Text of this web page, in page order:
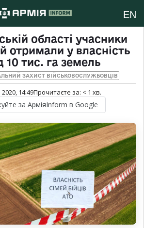
EN
області учасники
отримали у власність
10 тис. га земель
ЗАХИСТ ВІЙСЬКОВОСЛУЖБОВЦІВ
14:49Прочитаєте за: < 1 хв.
за АрміяInform в Google